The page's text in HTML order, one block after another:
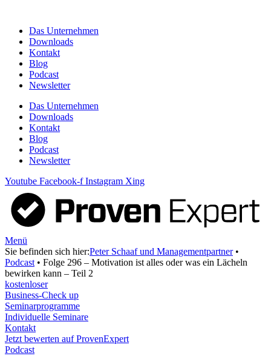
springenDas Unternehmen
Downloads
Kontakt
Blog
Podcast
Newsletter
Das Unternehmen
Downloads
Kontakt
Blog
Podcast
Newsletter
Youtube Facebook-f Instagram Xing
Menü
Sie befinden sich hier:Peter Schaaf und Managementpartner•
Podcast • Folge 296 – Motivation ist alles oder was ein Lächeln
bewirken kann – Teil 2
kostenloser
Business-Check up
Seminarprogramme
Individuelle Seminare
Kontakt
Jetzt bewerten auf ProvenExpert
Podcast